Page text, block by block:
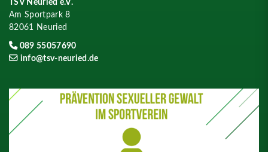
TSV Neuried e.V.
Am Sportpark 8
82061 Neuried
089 55057690
info@tsv-neuried.de